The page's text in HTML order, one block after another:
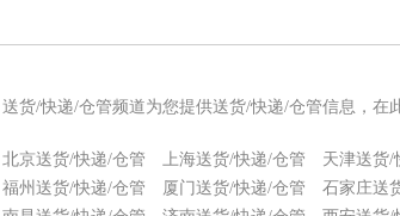
送货/快递/仓管频道为您提供送货/快递/仓管信息，在
北京送货/快递/仓管 上海送货/快递/仓管 天津送货/
福州送货/快递/仓管
厦门送货/快递/仓管 石家庄送